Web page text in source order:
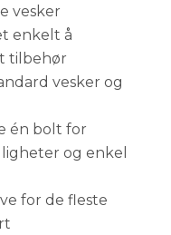
vesker
enkelt å
tilbehør
vesker og
én bolt for
og enkel
for de fleste